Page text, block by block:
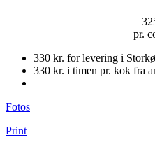
pr.
330 kr. for levering i
330 kr. i timen pr. kok fra
Fotos
Print